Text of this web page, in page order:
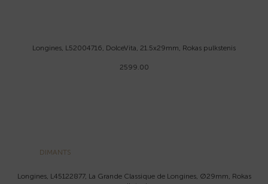
Longines, L52004716, DolceVita, 21.5x29mm, Rokas pulkstenis
2599.00
DIMANTS
Longines, L45122877, La Grande Classique de Longines, Ø29mm, Rokas